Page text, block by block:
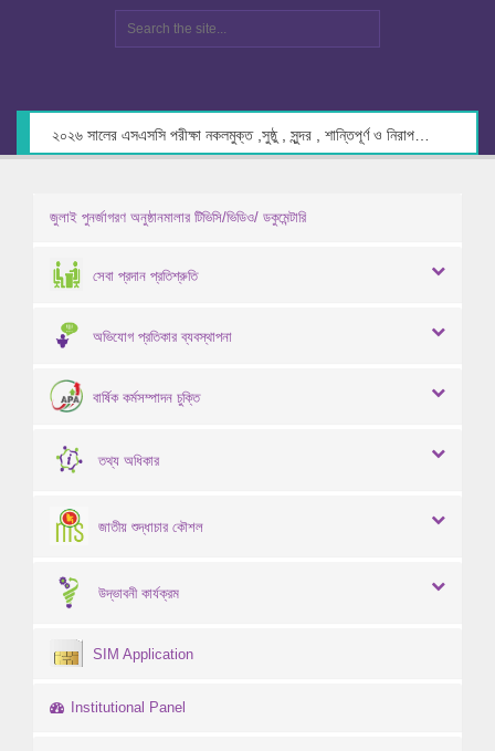
জুলাই পুনর্জাগরণ অনুষ্ঠানমালার টিভিসি/ভিডিও/ ডকুমেন্টারি
সেবা প্রদান প্রতিশ্রুতি
অভিযোগ প্রতিকার ব্যবস্থাপনা
বার্ষিক কর্মসম্পাদন চুক্তি
তথ্য অধিকার
জাতীয় শুদ্ধাচার কৌশল
উদ্ভাবনী কার্যক্রম
SIM Application
Institutional Panel